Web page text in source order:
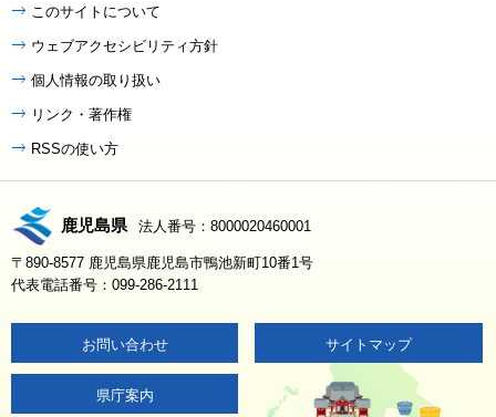
このサイトについて
ウェブアクセシビリティ方針
個人情報の取り扱い
リンク・著作権
RSSの使い方
鹿児島県 法人番号：8000020460001
〒890-8577 鹿児島県鹿児島市鴨池新町10番1号
代表電話番号：099-286-2111
お問い合わせ サイトマップ
県庁案内